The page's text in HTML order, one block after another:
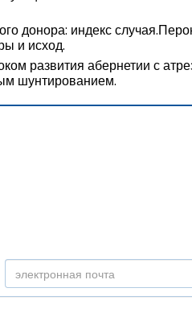
донора: индекс
и исход.
развития абернетии с
шунтированием.